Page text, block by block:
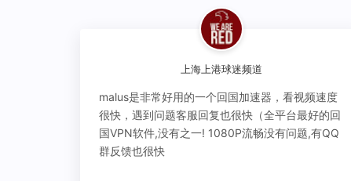
上海上港球迷频道
malus是非常好用的一个回国加速器，看视频速度
很快，遇到问题客服回复也很快（全平台最好的回
国VPN软件,没有之一! 1080P流畅没有问题,有QQ
群反馈也很快